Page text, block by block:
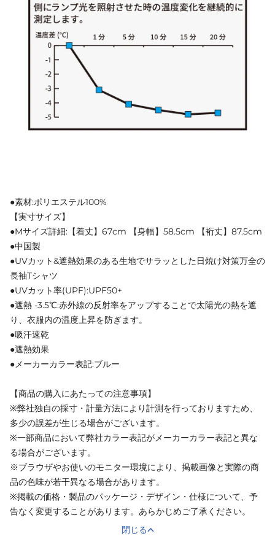
●素材:ポリエステル100%
【実寸サイズ】
●Mサイズ詳細:【着丈】67cm 【身幅】58.5cm 【裄丈】87.5cm
●中国製
●UVカット&遮熱効果のある生地でサラッとした日焼け対策万全の
長袖Tシャツ
●UVカット率(UPF):UPF50+
●遮熱 -3.5℃:赤外線の反射率をアップすることで太陽光の熱を遮
り、衣服内の温度上昇を防ぎます。
●吸汗速乾
●遮熱効果
●メーカーカラー表記:ブルー
【商品の購入にあたっての注意事項】
※弊社独自の採寸・計量方法により計測を行っておりますため、
多少の誤差が生じる場合がございます。
※一部商品において弊社カラー表記がメーカーカラー表記と異な
る場合がございます。
※ブラウザやお使いのモニター環境により、掲載画像と実際の商
品の色味が若干異なる場合があります。
※掲載の価格・製品のパッケージ・デザイン・仕様について、予
告なく変更することがあります。あらかじめご了承ください。
閉じる